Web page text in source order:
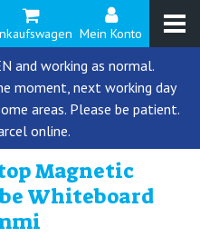
Mein Konto
and working as normal.
moment, next working day
areas. Please be patient.
online.
Magnetic
Whiteboard